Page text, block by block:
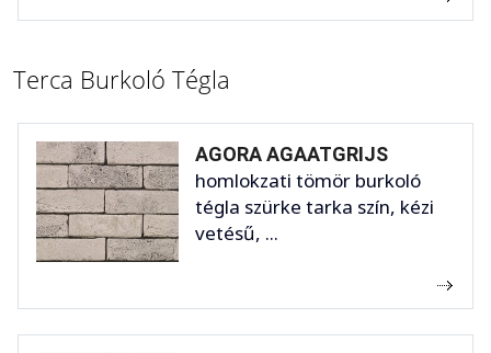
Terca Burkoló Tégla
AGORA AGAATGRIJS
homlokzati tömör burkoló
tégla szürke tarka szín, kézi
vetésű, ...